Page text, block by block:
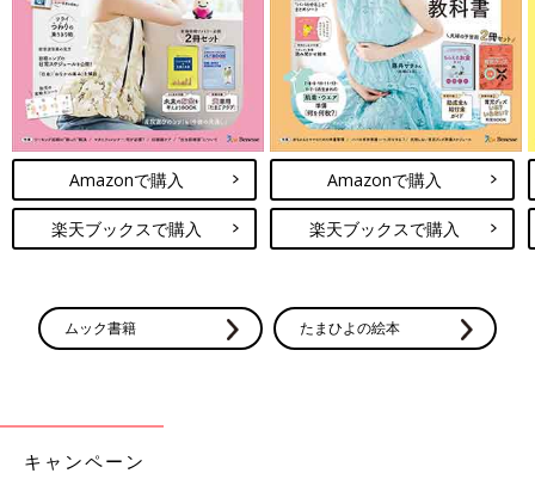
Amazonで購入
楽天ブックスで購入
Amazonで購入
楽天ブックスで購入
ムック書籍 たまひよの絵本
キャンペーン